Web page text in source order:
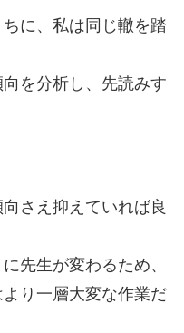
に、私は同じ轍を踏
を分析し、先読みす
さえ抑えていれば良
先生が変わるため、
り一層大変な作業だ